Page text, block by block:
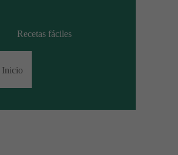
Recetas fáciles
Inicio